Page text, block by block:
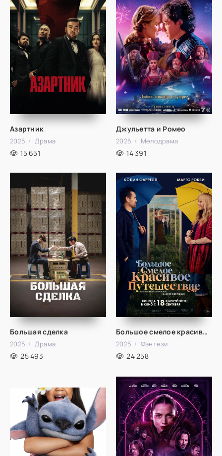
Азартник
2025 Драма
15 651
Джульетта и Ромео
2025 Мелодрама
14 391
Большая сделка
2025 Драма
25 493
Большое смелое красивое путешествие
2025 Фэнтези
24 258